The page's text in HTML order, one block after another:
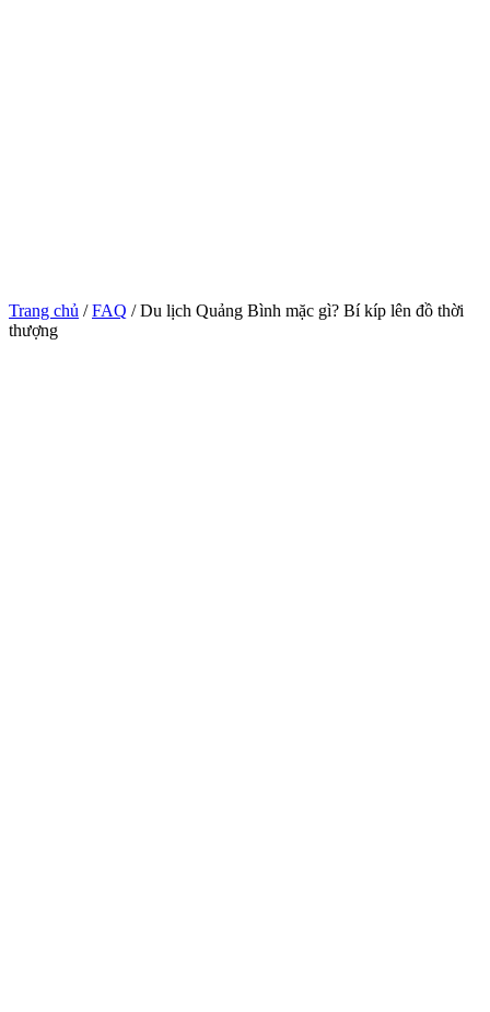
Trang chủ /FAQ / Du lịch Quảng Bình mặc gì? Bí kíp lên đồ thời
thượng